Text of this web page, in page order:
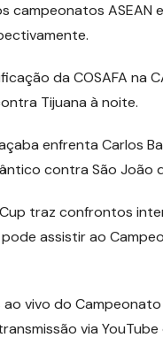
campeonatos
da COSAFA na
Tijuana à noite.
enfrenta Carlos
contra São João
traz confrontos
assistir ao
vivo do Campeonato
via